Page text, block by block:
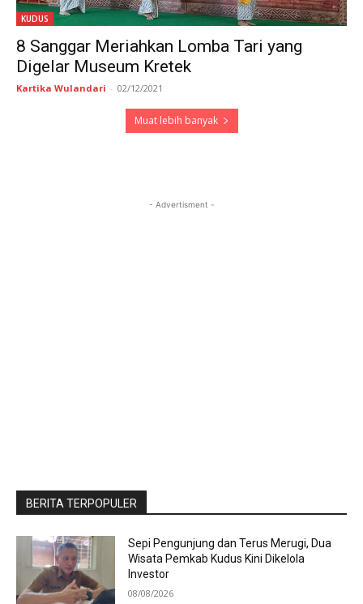
KUDUS
8 Sanggar Meriahkan Lomba Tari yang
Digelar Museum Kretek
Kartika Wulandari - 02/12/2021
Muat lebih banyak
- Advertisment -
BERITA TERPOPULER
Sepi Pengunjung dan Terus Merugi, Dua
Wisata Pemkab Kudus Kini Dikelola
Investor
08/08/2026